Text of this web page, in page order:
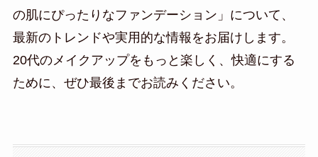
の肌にぴったりなファンデーション」について、
最新のトレンドや実用的な情報をお届けします。
20代のメイクアップをもっと楽しく、快適にする
ために、ぜひ最後までお読みください。